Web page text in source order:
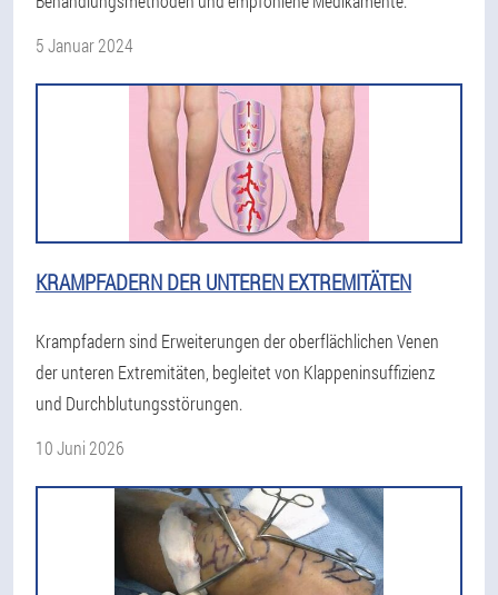
5 Januar 2024
KRAMPFADERN DER UNTEREN EXTREMITÄTEN
Krampfadern sind Erweiterungen der oberflächlichen Venen
der unteren Extremitäten, begleitet von Klappeninsuffizienz
und Durchblutungsstörungen.
10 Juni 2026